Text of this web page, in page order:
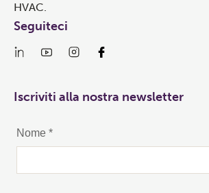
HVAC.
Seguiteci
Iscriviti alla nostra newsletter